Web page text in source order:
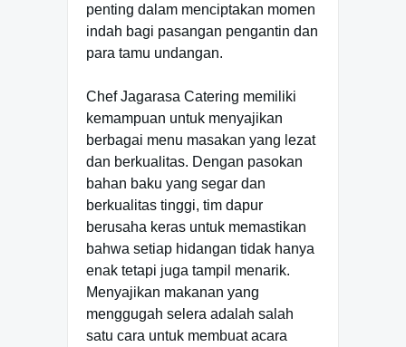
penting dalam menciptakan momen
indah bagi pasangan pengantin dan
para tamu undangan.
Chef Jagarasa Catering memiliki
kemampuan untuk menyajikan
berbagai menu masakan yang lezat
dan berkualitas. Dengan pasokan
bahan baku yang segar dan
berkualitas tinggi, tim dapur
berusaha keras untuk memastikan
bahwa setiap hidangan tidak hanya
enak tetapi juga tampil menarik.
Menyajikan makanan yang
menggugah selera adalah salah
satu cara untuk membuat acara